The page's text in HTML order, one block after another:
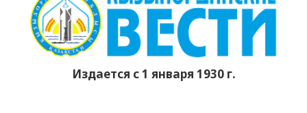
Издается с 1 января 1930 г.